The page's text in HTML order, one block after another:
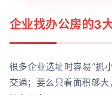
企业找办公房的3
很多企业选址时容易“抓
交通；要么只看面积够